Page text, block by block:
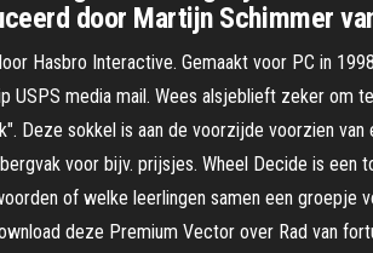
door Martijn Schimmer
Hasbro Interactive. Gemaakt voor PC in
USPS media mail. Wees alsjeblieft zeker
Deze sokkel is aan de voorzijde voorzien
voor bijv. prijsjes. Wheel Decide is
of welke leerlingen samen een
deze Premium Vector over Rad van